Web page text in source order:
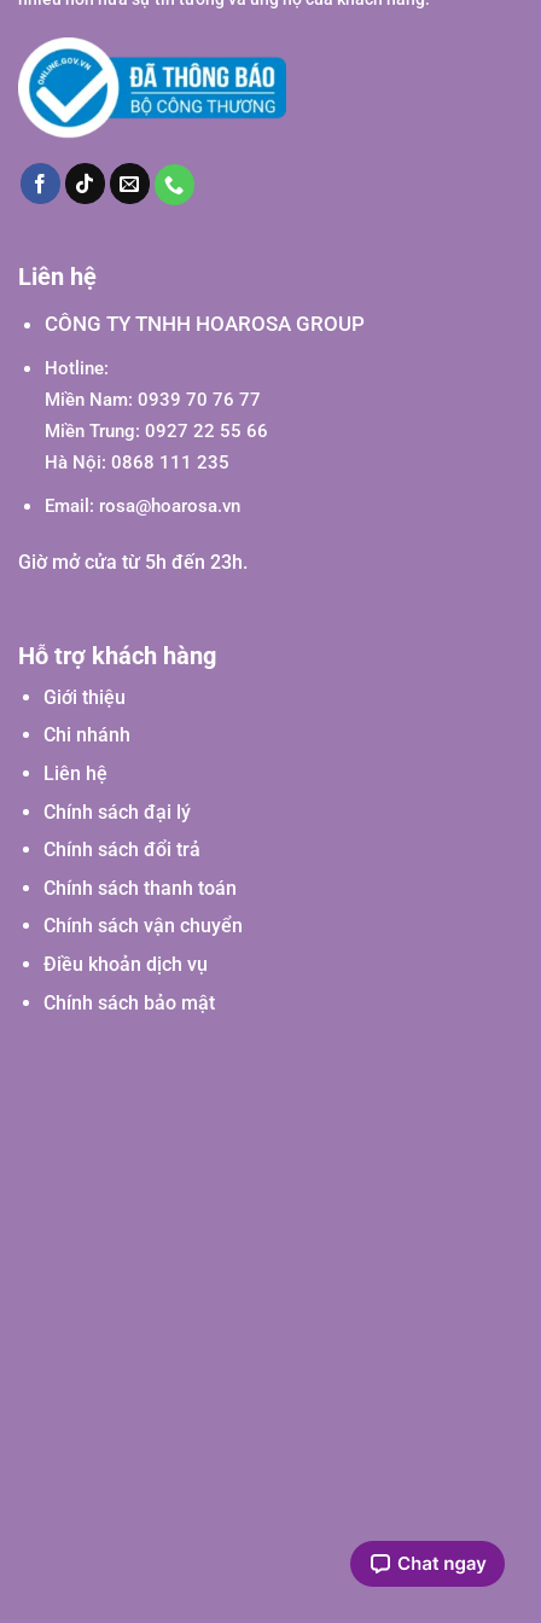
Liên hệ
CÔNG TY TNHH HOAROSA GROUP
Hotline:
Miền Nam: 0939 70 76 77
Miền Trung: 0927 22 55 66
Hà Nội: 0868 111 235
Email: rosa@hoarosa.vn
Giờ mở cửa từ 5h đến 23h.
Hỗ trợ khách hàng
Giới thiệu
Chi nhánh
Liên hệ
Chính sách đại lý
Chính sách đổi trả
Chính sách thanh toán
Chính sách vận chuyển
Điều khoản dịch vụ
Chính sách bảo mật